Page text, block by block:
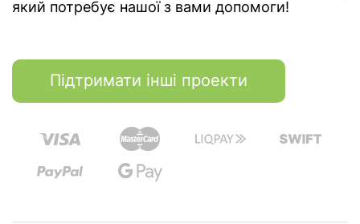
який потребує нашої з вами допомоги!
Підтримати інші проекти